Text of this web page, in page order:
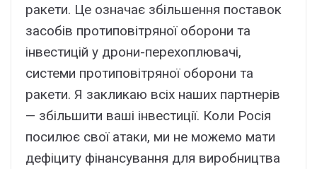
ракети. Це означає збільшення поставок
засобів протиповітряної оборони та
інвестицій у дрони-перехоплювачі,
системи протиповітряної оборони та
ракети. Я закликаю всіх наших партнерів
— збільшити ваші інвестиції. Коли Росія
посилює свої атаки, ми не можемо мати
дефіциту фінансування для виробництва